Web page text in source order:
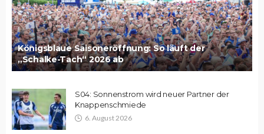
Königsblaue Saisoneröffnung: So läuft der
„Schalke-Tach“ 2026 ab
S04: Sonnenstrom wird neuer Partner der
Knappenschmiede
6. August 2026